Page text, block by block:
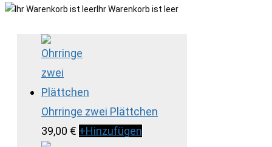
Ihr Warenkorb ist leer
Ohrringe zwei Plättchen
39,00 € +Hinzufügen